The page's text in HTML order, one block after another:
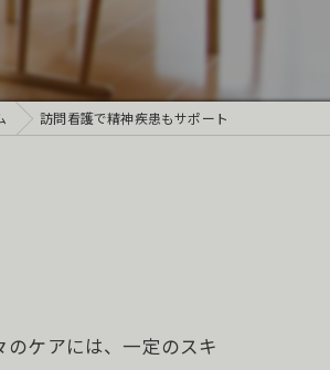
訪問看護で精神疾患もサポート
ケアには、一定のスキ